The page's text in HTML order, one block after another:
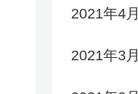
2021年4月
2021年3月